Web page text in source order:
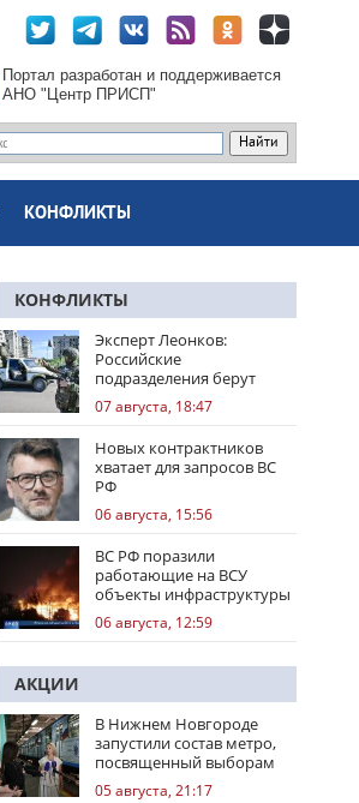
Портал разработан и поддерживается
АНО "Центр ПРИСП"
КОНФЛИКТЫ
КОНФЛИКТЫ
Эксперт Леонков:
Российские
подразделения берут
Доброполье в клещи
07 августа, 18:47
Новых контрактников
хватает для запросов ВС
РФ
06 августа, 15:56
ВС РФ поразили
работающие на ВСУ
объекты инфраструктуры
и центры логистики
06 августа, 12:59
АКЦИИ
В Нижнем Новгороде
запустили состав метро,
посвященный выборам
05 августа, 21:17